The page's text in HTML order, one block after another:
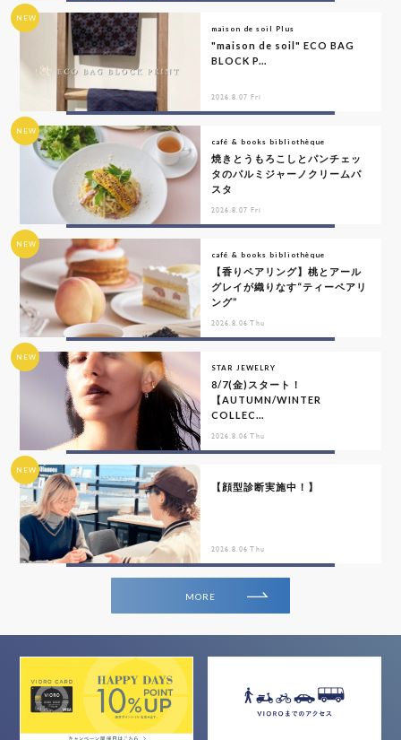
NEW
maison de soil Plus
"maison de soil" ECO BAG
BLOCK P...
2026.8.07 Fri
NEW
café & books bibliothèque
焼きとうもろこしとパンチェッ
タのパルミジャーノクリームパ
スタ
2026.8.07 Fri
NEW
café & books bibliothèque
【香りペアリング】桃とアール
グレイが織りなす“ティーペアリ
ング”
2026.8.06 Thu
NEW
STAR JEWELRY
8/7(金)スタート！
【AUTUMN/WINTER
COLLEC...
2026.8.06 Thu
NEW
【顔型診断実施中！】
2026.8.06 Thu
MORE